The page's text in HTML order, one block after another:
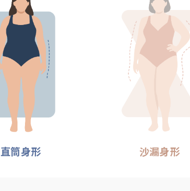
直筒身形 沙漏身形